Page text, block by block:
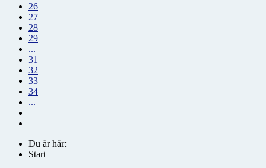
26
27
28
29
...
31
32
33
34
...
Du är här:
Start